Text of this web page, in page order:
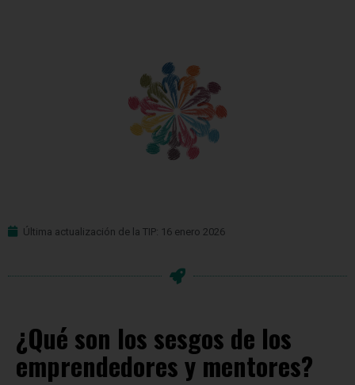
Última actualización de la TIP: 16 enero 2026
¿Qué son los sesgos de los
emprendedores y mentores?